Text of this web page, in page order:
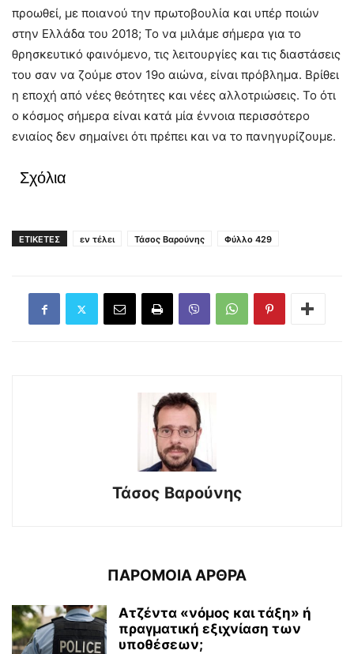
προωθεί, με ποιανού την πρωτοβουλία και υπέρ ποιών
στην Ελλάδα του 2018; Το να μιλάμε σήμερα για το
θρησκευτικό φαινόμενο, τις λειτουργίες και τις διαστάσεις
του σαν να ζούμε στον 19ο αιώνα, είναι πρόβλημα. Βρίθει
η εποχή από νέες θεότητες και νέες αλλοτριώσεις. Το ότι
ο κόσμος σήμερα είναι κατά μία έννοια περισσότερο
ενιαίος δεν σημαίνει ότι πρέπει και να το πανηγυρίζουμε.
Σχόλια
ΕΤΙΚΕΤΕΣ εν τέλει Τάσος Βαρούνης Φύλλο 429
Τάσος Βαρούνης
ΠΑΡΟΜΟΙΑ ΑΡΘΡΑ
Ατζέντα «νόμος και τάξη» ή
πραγματική εξιχνίαση των
υποθέσεων;